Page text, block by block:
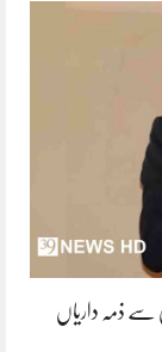
سے ذمہ داریاں